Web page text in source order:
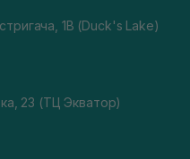
1В (Duck's Lake)
23 (ТЦ Экватор)